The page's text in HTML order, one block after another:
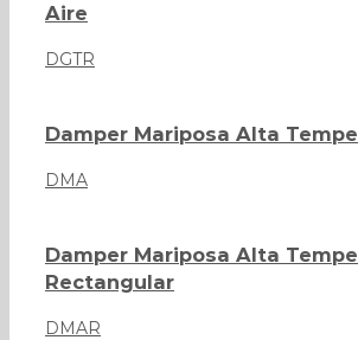
Aire
DGTR
Damper Mariposa Alta
DMA
Damper Mariposa Alta
Rectangular
DMAR